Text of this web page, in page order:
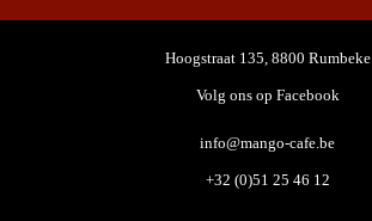
Hoogstraat 135, 8800 Rumbeke
Volg ons op Facebook
info@mango-cafe.be
+32 (0)51 25 46 12